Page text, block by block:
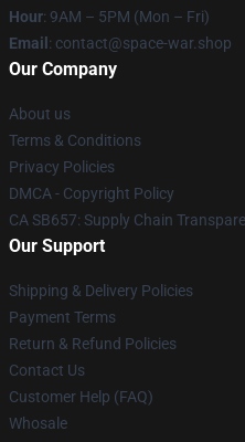
Hour: 9AM – 5PM (Mon – Fri)
Email : contact@space-war.shop
Our Company
About us
Terms & Conditions
Privacy Policies
DMCA - Copyright Policy
CA SB657: Supply Chain
Our Support
Shipping & Delivery Policies
Payment Terms
Return & Refund Policies
Contact Us
Customer Help (FAQ)
Whosale